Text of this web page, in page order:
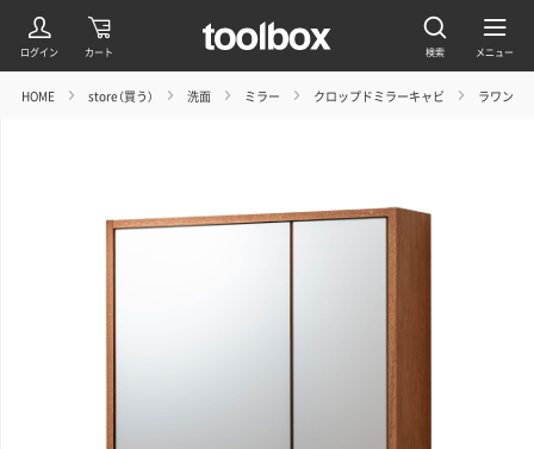
HOME store（買う） 洗面 ミラー クロップドミラーキャビ ラワン